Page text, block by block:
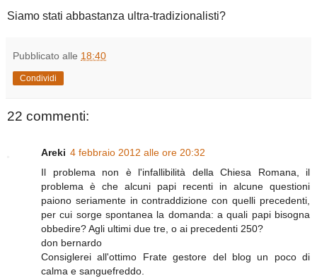
Siamo stati abbastanza ultra-tradizionalisti?
Pubblicato alle 18:40
Condividi
22 commenti:
Areki 4 febbraio 2012 alle ore 20:32
Il problema non è l'infallibilità della Chiesa Romana, il
problema è che alcuni papi recenti in alcune questioni
paiono seriamente in contraddizione con quelli precedenti,
per cui sorge spontanea la domanda: a quali papi bisogna
obbedire? Agli ultimi due tre, o ai precedenti 250?
don bernardo
Consiglerei all'ottimo Frate gestore del blog un poco di
calma e sanguefreddo.